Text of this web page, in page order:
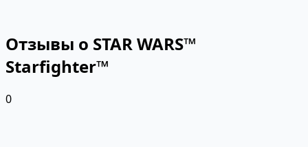
Отзывы о STAR WARS™
Starfighter™
0